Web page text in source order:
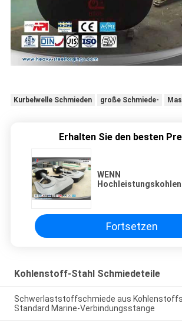
Kurbelwelle Schmieden große Schmiede-
Erhalten Sie den besten
WENN
Fortsetzen
Kohlenstoff-Stahl Schmiedeteile
Schwerlaststoffschmiede aus
Standard Marine-Verbindungsstange